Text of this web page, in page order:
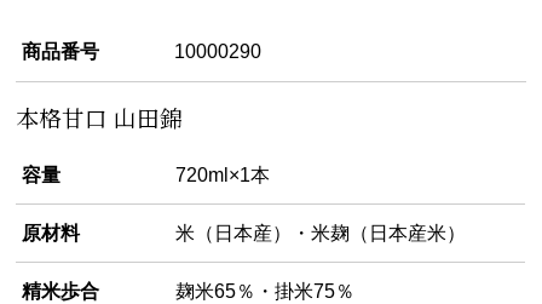
商品番号 10000290
本格甘口 山田錦
容量 720ml×1本
原材料 米（日本産）・米麹（日本産米）
精米歩合 麹米65％・掛米75％